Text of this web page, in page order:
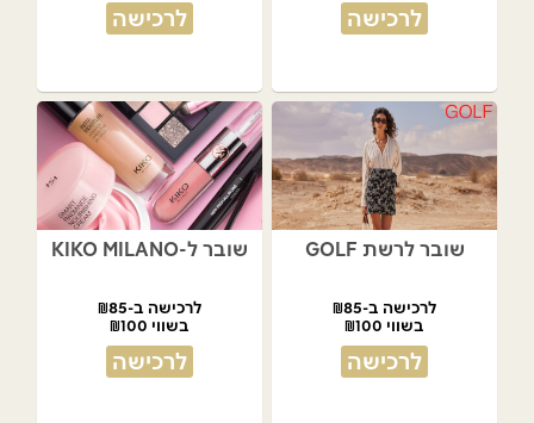
לרכישה לרכישה
שובר לרשת GOLF
לרכישה ב-₪85
בשווי ₪100
לרכישה
שובר ל-KIKO MILANO
לרכישה ב-₪85
בשווי ₪100
לרכישה